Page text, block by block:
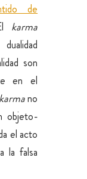
de
karma
son
en el
karmano
objeto-
el acto
la falsa